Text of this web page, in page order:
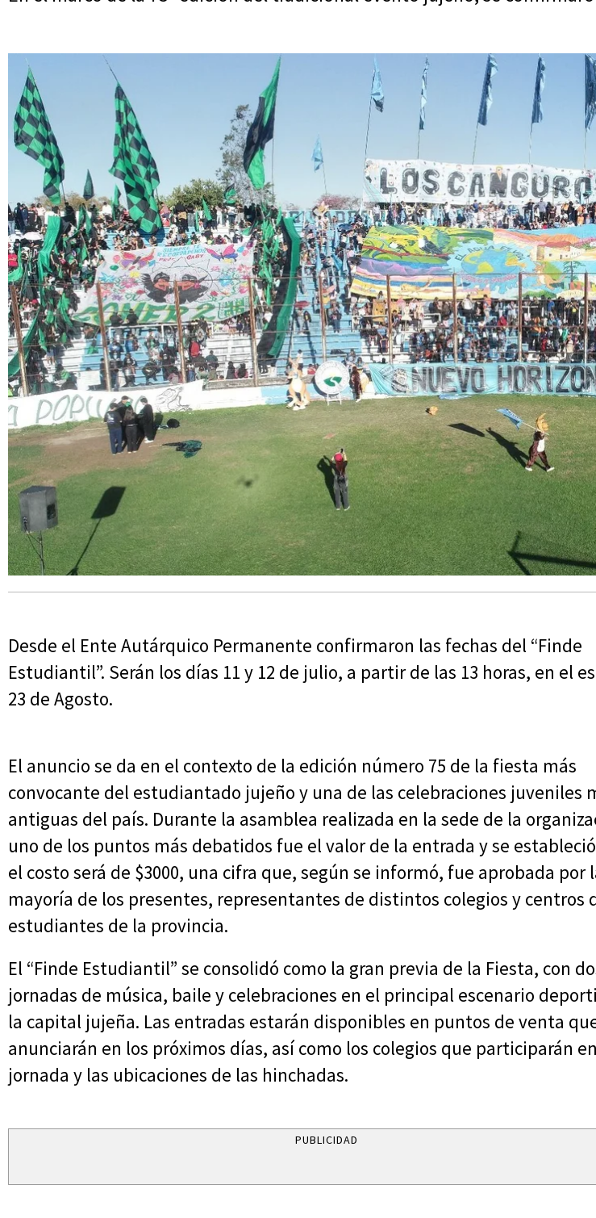
Desde el Ente Autárquico Permanente confirmaron las fechas del “Finde
Estudiantil”. Serán los días 11 y 12 de julio, a partir de las 13 horas, en el
23 de Agosto.
El anuncio se da en el contexto de la edición número 75 de la fiesta más
convocante del estudiantado jujeño y una de las celebraciones juveniles
antiguas del país. Durante la asamblea realizada en la sede de la
uno de los puntos más debatidos fue el valor de la entrada y se
el costo será de $3000, una cifra que, según se informó, fue aprobada por
mayoría de los presentes, representantes de distintos colegios y centros
estudiantes de la provincia.
El “Finde Estudiantil” se consolidó como la gran previa de la Fiesta, con
jornadas de música, baile y celebraciones en el principal escenario
la capital jujeña. Las entradas estarán disponibles en puntos de venta
anunciarán en los próximos días, así como los colegios que participarán
jornada y las ubicaciones de las hinchadas.
PUBLICIDAD